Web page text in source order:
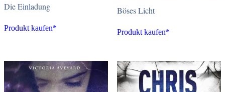
Die Einladung
Produkt kaufen*
Böses Licht
Produkt kaufen*